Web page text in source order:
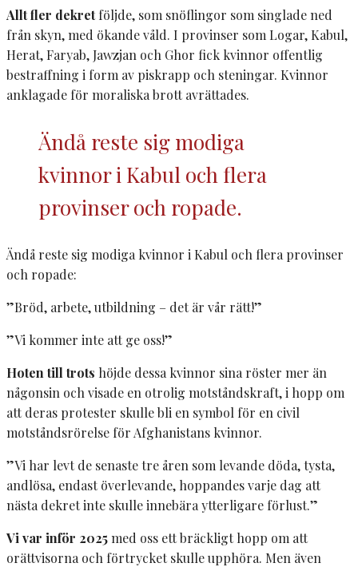
Allt fler dekretföljde, som snöflingor som singlade ned
från skyn, med ökande våld. I provinser som Logar, Kabul,
Herat, Faryab, Jawzjan och Ghor fick kvinnor offentlig
bestraffning i form av piskrapp och steningar. Kvinnor
anklagade för moraliska brott avrättades.
Ändå reste sig modiga
kvinnor i Kabul och flera
provinser och ropade.
Ändå reste sig modiga kvinnor i Kabul och flera provinser
och ropade:
”Bröd, arbete, utbildning – det är vår rätt!”
”Vi kommer inte att ge oss!”
Hoten till trots höjde dessa kvinnor sina röster mer än
någonsin och visade en otrolig motståndskraft, i hopp om
att deras protester skulle bli en symbol för en civil
motståndsrörelse för Afghanistans kvinnor.
”Vi har levt de senaste tre åren som levande döda, tysta,
andlösa, endast överlevande, hoppandes varje dag att
nästa dekret inte skulle innebära ytterligare förlust.”
Vi var inför 2025med oss ett bräckligt hopp om att
orättvisorna och förtrycket skulle upphöra. Men även